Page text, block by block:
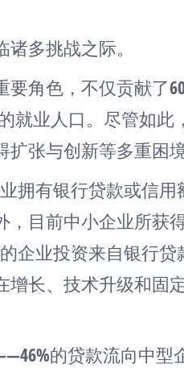
多挑战之际。
角色，不仅贡献了
就业人口。尽管如
张与创新等多重困境
拥有银行贷款或信用
目前中小企业所获
企业投资来自银行
长、技术升级和固
的贷款流向中型